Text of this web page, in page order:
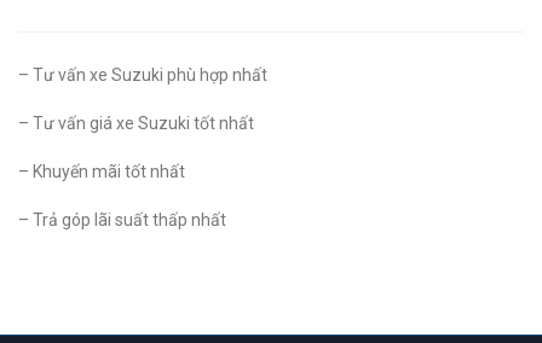
– Tư vấn xe Suzuki phù hợp nhất
– Tư vấn giá xe Suzuki tốt nhất
– Khuyến mãi tốt nhất
– Trả góp lãi suất thấp nhất